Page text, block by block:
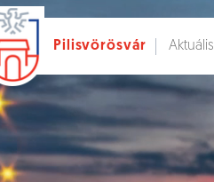
Ugrás a fő tartalomhoz
Pilisvörösvár Aktuális